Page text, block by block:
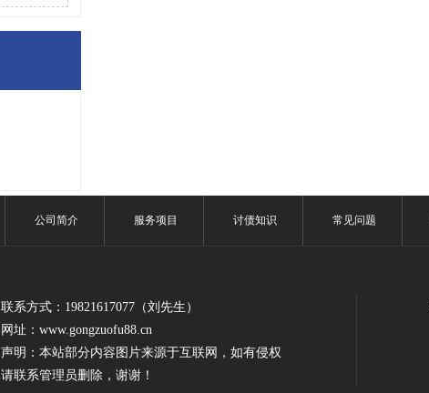
公司简介 服务项目 讨债知识 常见问题
联系方式：19821617077（刘先生）
网址：www.gongzuofu88.cn
声明：本站部分内容图片来源于互联网，如有侵权
请联系管理员删除，谢谢！